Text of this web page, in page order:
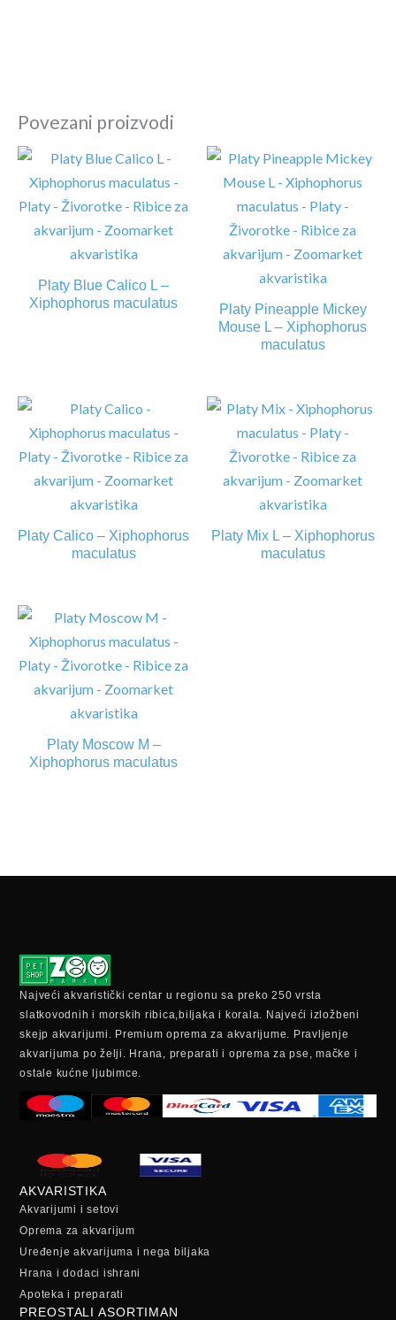
Povezani proizvodi
Platy Blue Calico L –
Xiphophorus maculatus
Platy Pineapple Mickey
Mouse L – Xiphophorus
maculatus
Platy Calico – Xiphophorus
maculatus
Platy Mix L – Xiphophorus
maculatus
Platy Moscow M –
Xiphophorus maculatus
Najveći akvaristički centar u regionu sa preko 250 vrsta
slatkovodnih i morskih ribica,biljaka i korala. Najveći izložbeni
skejp akvarijumi. Premium oprema za akvarijume. Pravljenje
akvarijuma po želji. Hrana, preparati i oprema za pse, mačke i
ostale kućne ljubimce.
AKVARISTIKA
Akvarijumi i setovi
Oprema za akvarijum
Uređenje akvarijuma i nega biljaka
Hrana i dodaci ishrani
Apoteka i preparati
PREOSTALI ASORTIMAN